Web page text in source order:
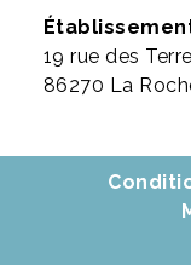
19 rue des
86270 La